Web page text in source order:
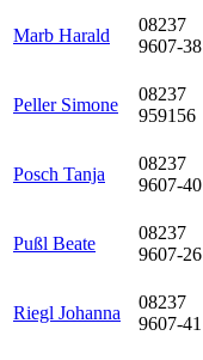
Marb Harald
08237
9607-38
Peller Simone
08237
959156
Posch Tanja
08237
9607-40
Pußl Beate
08237
9607-26
Riegl Johanna
08237
9607-41